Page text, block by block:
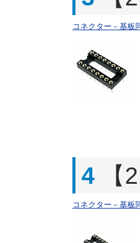
コネクター－基板
4
コネクター－基板